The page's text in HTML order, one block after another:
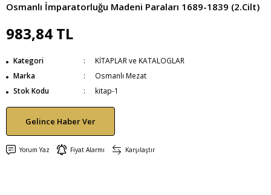
Osmanlı İmparatorluğu Madeni Paraları 1689-1839 (2.Cilt)
983,84 TL
Kategori
KİTAPLAR ve KATALOGLAR
Marka
Osmanlı Mezat
Stok Kodu
kitap-1
Gelince Haber Ver
Yorum Yaz Fiyat Alarmı Karşılaştır